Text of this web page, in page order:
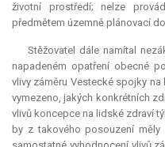
životní prostředí; nelze
předmětem územně plánovací
Stěžovatel dále namítal
napadeném opatření obecné
vlivy záměru Vestecké spojky
vymezeno, jakých konkrétních
vlivů koncepce na lidské zdraví
by z takového posouzení měly